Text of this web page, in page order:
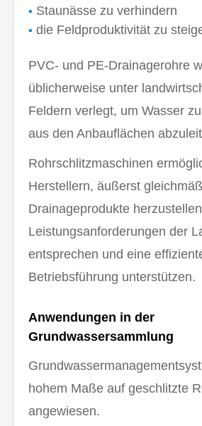
Staunässe zu verhindern
die Feldproduktivität zu
PVC- und PE-Drainagerohre
üblicherweise unter
Feldern verlegt, um Wasser
aus den Anbauflächen
Rohrschlitzmaschinen
Herstellern, äußerst
Drainageprodukte
Leistungsanforderungen der
entsprechen und eine
Betriebsführung unterstützen.
Anwendungen in der
Grundwassersammlung
hohem Maße auf geschlitzte
angewiesen.